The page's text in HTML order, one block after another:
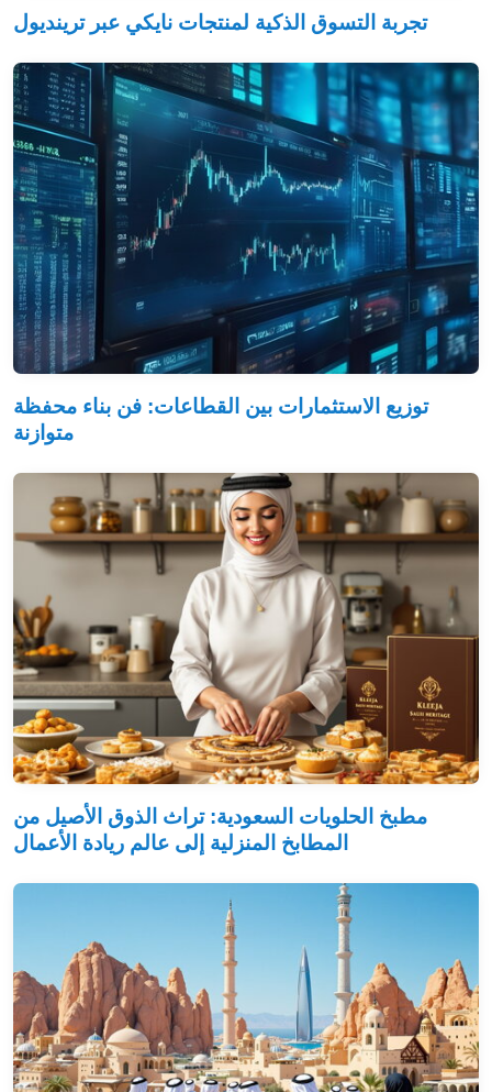
تجربة التسوق الذكية لمنتجات نايكي عبر ترينديول
توزيع الاستثمارات بين القطاعات: فن بناء محفظة
متوازنة
مطبخ الحلويات السعودية: تراث الذوق الأصيل من
المطابخ المنزلية إلى عالم ريادة الأعمال